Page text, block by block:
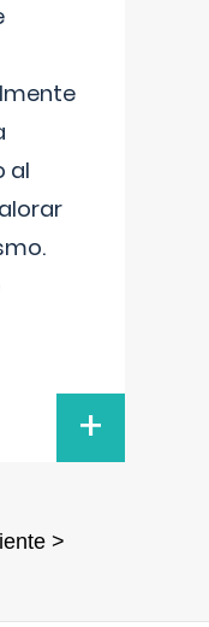
al
+
>